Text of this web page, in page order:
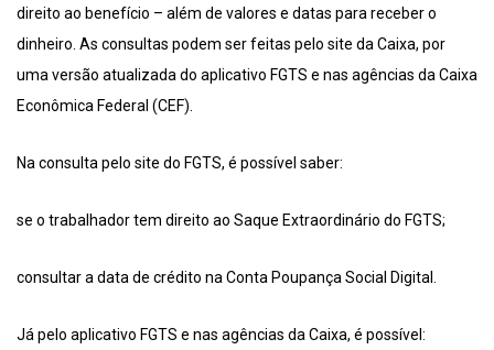
direito ao benefício – além de valores e datas para receber o
dinheiro. As consultas podem ser feitas pelo site da Caixa, por
uma versão atualizada do aplicativo FGTS e nas agências da Caixa
Econômica Federal (CEF).
Na consulta pelo site do FGTS, é possível saber:
se o trabalhador tem direito ao Saque Extraordinário do FGTS;
consultar a data de crédito na Conta Poupança Social Digital.
Já pelo aplicativo FGTS e nas agências da Caixa, é possível: